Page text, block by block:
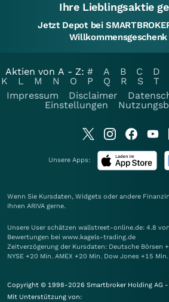
Ihre Lieblingsaktie
Jetzt Depot bei
Aktien von A - Z: # A B C D
K
L M N O P Q R S T
Impressum
Disclaimer
Einstellungen
Unsere Apps:
Wenn Sie Kursdaten, Widgets oder andere
Ihnen ARIVA gerne.
Unsere User schätzen wallstreet-online.de: 4.8
Bewertungen bei www.kagels-trading.de
Zeitverzögerung der Kursdaten: Deutsche Börsen
NYSE +20 Min. AMEX +20 Min. Dow Jones +15
Copyright © 1998-2026 Smartbroker Holding AG
Mit Unterstützung von: